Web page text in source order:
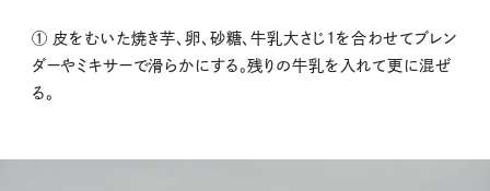
① 皮をむいた焼き芋、卵、砂糖、牛乳大さじ1を合わせてブレン
ダーやミキサーで滑らかにする。残りの牛乳を入れて更に混ぜ
る。